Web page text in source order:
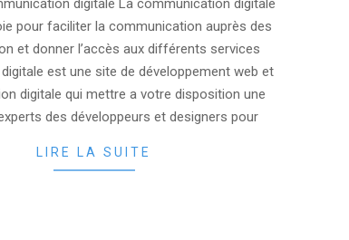
digitale La communication digitale
pour faciliter la communication auprès des
et donner l’accès aux différents services
est une site de développement web et
digitale qui mettre a votre disposition une
des développeurs et designers pour
LIRE LA SUITE